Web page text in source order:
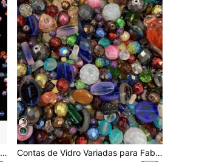
550/1100 peças Contas de Cristal de Vidro Bicônicas de 4mm, Adequadas para Fabricação de Joias, Pequenas Decorações Luminosas, Pulseiras DIY e Artesanato (Multicolorido) Contas de Vidro Variadas para Fabricação de Joias, Iluminação DIY, Artesanato e Hobbies Decorativos, Pacote Grande de Cristais de Cores Mistas, Tamanho 4-18mm, Peso 50g/100g/250g.